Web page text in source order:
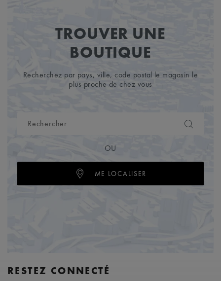
TROUVER UNE
BOUTIQUE
Recherchez par pays, ville, code postal le magasin le
plus proche de chez vous
OU
ME LOCALISER
RESTEZ CONNECTÉ